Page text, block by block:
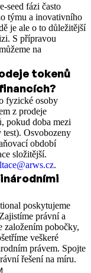
seed fázi často
týmu a inovativního
je ale o to důležitější
S přípravou
na
tokenů
fyzické osoby
z prodeje
pokud doba mezi
test). Osvobozeny
období
složitější.
.
poskytujeme
právní a
založením pobočky,
veškeré
právem. Spojte
řešení na míru.